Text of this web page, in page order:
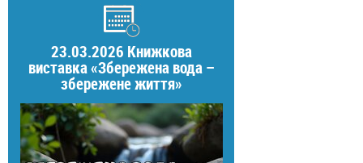
23.03.2026 Книжкова
виставка «Збережена вода –
збережене життя»